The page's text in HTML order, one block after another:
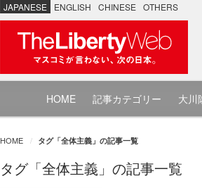
JAPANESE ENGLISH CHINESE OTHERS
HOME 記事カテゴリー 大川
HOME タグ「全体主義」の記事一覧
タグ「全体主義」の記事一覧